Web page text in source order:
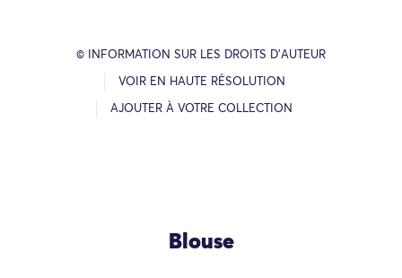
© INFORMATION SUR LES DROITS D’AUTEUR
VOIR EN HAUTE RÉSOLUTION
AJOUTER À VOTRE COLLECTION
Blouse